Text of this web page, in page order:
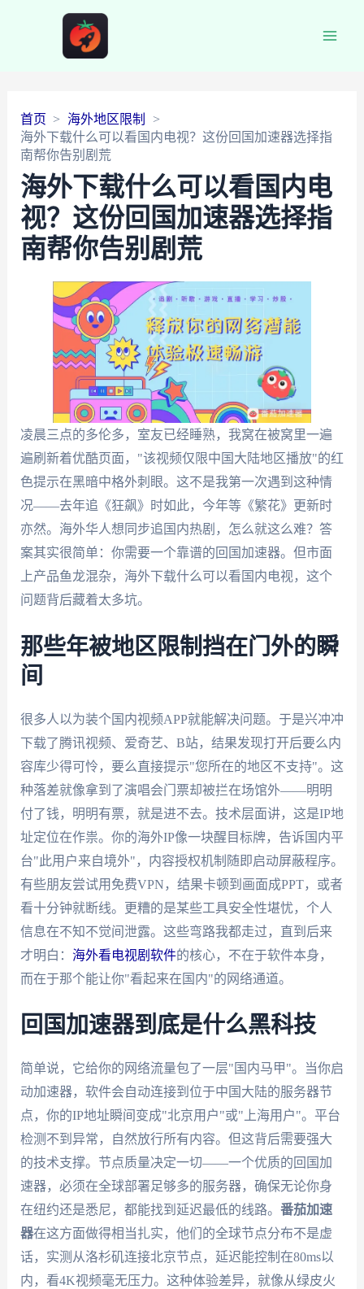
首页
海外地区限制
海外下载什么可以看国内电视？这份回国加速器选择指
南帮你告别剧荒
海外下载什么可以看国内电
视？这份回国加速器选择指
南帮你告别剧荒
凌晨三点的多伦多，室友已经睡熟，我窝在被窝里一遍
遍刷新着优酷页面，"该视频仅限中国大陆地区播放"的红
色提示在黑暗中格外刺眼。这不是我第一次遇到这种情
况——去年追《狂飙》时如此，今年等《繁花》更新时
亦然。海外华人想同步追国内热剧，怎么就这么难？答
案其实很简单：你需要一个靠谱的回国加速器。但市面
上产品鱼龙混杂，海外下载什么可以看国内电视，这个
问题背后藏着太多坑。
那些年被地区限制挡在门外的瞬
间
很多人以为装个国内视频APP就能解决问题。于是兴冲冲
下载了腾讯视频、爱奇艺、B站，结果发现打开后要么内
容库少得可怜，要么直接提示"您所在的地区不支持"。这
种落差就像拿到了演唱会门票却被拦在场馆外——明明
付了钱，明明有票，就是进不去。技术层面讲，这是IP地
址定位在作祟。你的海外IP像一块醒目标牌，告诉国内平
台"此用户来自境外"，内容授权机制随即启动屏蔽程序。
有些朋友尝试用免费VPN，结果卡顿到画面成PPT，或者
看十分钟就断线。更糟的是某些工具安全性堪忧，个人
信息在不知不觉间泄露。这些弯路我都走过，直到后来
才明白： 海外看电视剧软件的核心，不在于软件本身，
而在于那个能让你"看起来在国内"的网络通道。
回国加速器到底是什么黑科技
简单说，它给你的网络流量包了一层"国内马甲"。当你启
动加速器，软件会自动连接到位于中国大陆的服务器节
点，你的IP地址瞬间变成"北京用户"或"上海用户"。平台
检测不到异常，自然放行所有内容。但这背后需要强大
的技术支撑。节点质量决定一切——一个优质的回国加
速器，必须在全球部署足够多的服务器，确保无论你身
在纽约还是悉尼，都能找到延迟最低的线路。 番茄加速
器在这方面做得相当扎实，他们的全球节点分布不是虚
话，实测从洛杉矶连接北京节点，延迟能控制在80ms以
内，看4K视频毫无压力。这种体验差异，就像从绿皮火